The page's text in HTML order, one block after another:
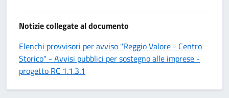
Notizie collegate al documento
Elenchi provvisori per avviso "Reggio Valore - Centro
Storico" - Avvisi pubblici per sostegno alle imprese -
progetto RC 1.1.3.1